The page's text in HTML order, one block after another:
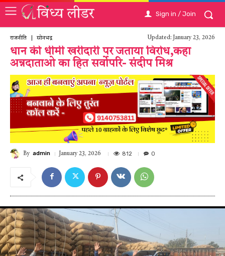
Sign in / Join
राजनीति सोनभद्र Updated: January 23, 2026
धान की धीमी खरीदारी पर जताया विरोध,कहा
अन्नदाताओ का हित सर्वोपरि- संदीप मिश्र
By admin January 23, 2026 812 0